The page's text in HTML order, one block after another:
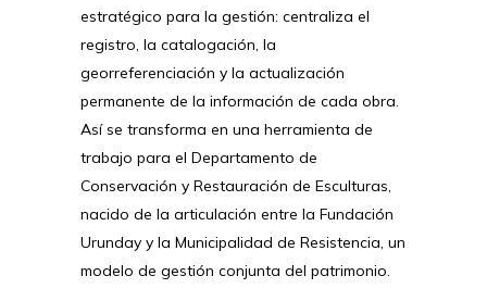
estratégico para la gestión: centraliza el
registro, la catalogación, la
georreferenciación y la actualización
permanente de la información de cada obra.
Así se transforma en una herramienta de
trabajo para el Departamento de
Conservación y Restauración de Esculturas,
nacido de la articulación entre la Fundación
Urunday y la Municipalidad de Resistencia, un
modelo de gestión conjunta del patrimonio.